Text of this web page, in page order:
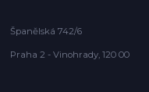
Španělská 742/6
Praha 2 - Vinohrady, 120 00